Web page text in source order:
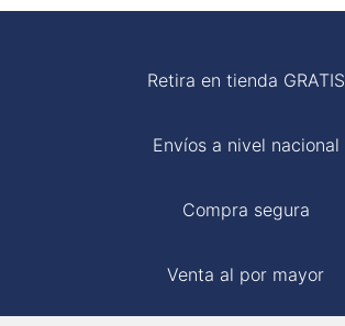
Retira en tienda GRATIS
Envíos a nivel nacional
Compra segura
Venta al por mayor